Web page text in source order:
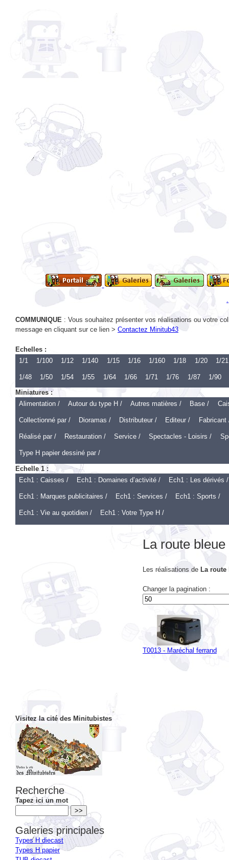
COMMUNIQUE
: Vous souhaitez présenter vos réalisations ou votre
Contactez Minitub43
Echelles :
1/1
1/48 1/50 1/54 1/55 1/64 1/66 1/71 1/76 1/87
1/90
Miniatures :
Alimentation /
Autour du type H / Autres matières / Base /
Collectionné par / Dioramas / Distributeur / Editeur / Fabricant
Réalisé par / Restauration / Service / Spectacles - Loisirs /
Type H papier dessiné par /
Echelle 1 :
Ech1 : Caisses /
Ech1 : Domaines d’activité / Ech1 : Les dérivés /
Ech1 : Marques publicitaires / Ech1 : Services / Ech1 : Sports /
Ech1 : Vie au quotidien / Ech1 : Votre Type H /
La route bleue
La
Changer la pagination :
T0013 - Maréchal ferrand
Visitez la cité des Minitubistes
Recherche
Tapez ici un mot
Galeries principales
Types H diecast
Types H papier
TUB diecast
TUB papier